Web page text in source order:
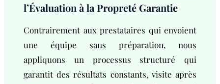
l’Évaluation à la Propreté Garantie
Contrairement aux prestataires qui envoient
une équipe sans préparation, nous
appliquons un processus structuré qui
garantit des résultats constants, visite après